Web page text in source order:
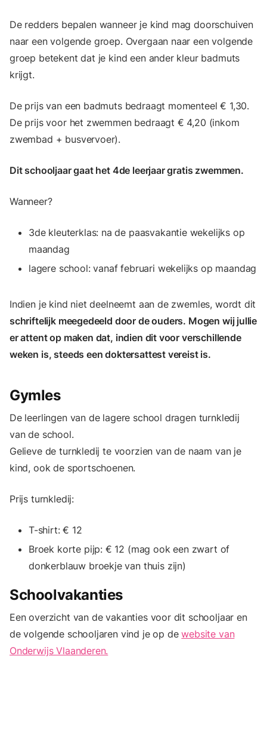
De redders bepalen wanneer je kind mag doorschuiven
naar een volgende groep. Overgaan naar een volgende
groep betekent dat je kind een ander kleur badmuts
krijgt.
De prijs van een badmuts bedraagt momenteel € 1,30.
De prijs voor het zwemmen bedraagt € 4,20 (inkom
zwembad + busvervoer).
Dit schooljaar gaat het 4de leerjaar gratis zwemmen.
Wanneer?
3de kleuterklas: na de paasvakantie wekelijks op
maandag
lagere school: vanaf februari wekelijks op maandag
Indien je kind niet deelneemt aan de zwemles, wordt dit
schriftelijk meegedeeld door de ouders. Mogen wij jullie
er attent op maken dat, indien dit voor verschillende
weken is, steeds een doktersattest vereist is.
Gymles
De leerlingen van de lagere school dragen turnkledij
van de school.
Gelieve de turnkledij te voorzien van de naam van je
kind, ook de sportschoenen.
Prijs turnkledij:
T-shirt: € 12
Broek korte pijp: € 12 (mag ook een zwart of
donkerblauw broekje van thuis zijn)
Schoolvakanties
Een overzicht van de vakanties voor dit schooljaar en
de volgende schooljaren vind je op dewebsite van
Onderwijs Vlaanderen.